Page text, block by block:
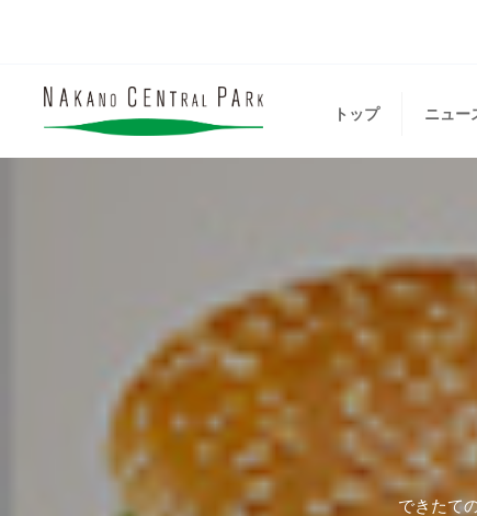
トップ ニュー
できたて